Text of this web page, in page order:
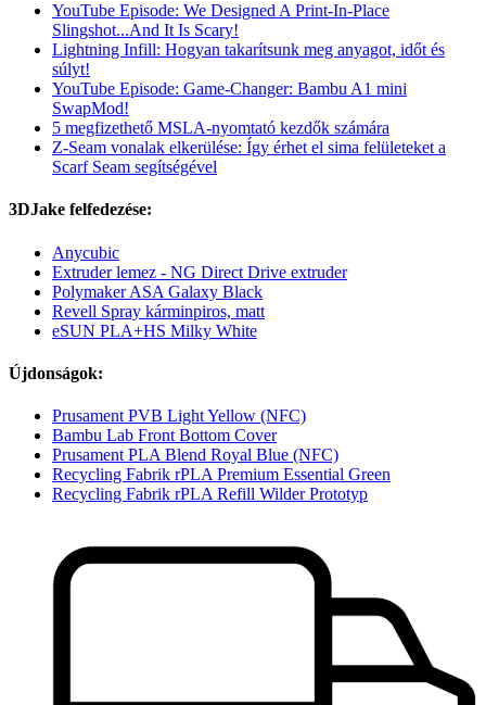
YouTube Episode: We Designed A Print-In-Place
Slingshot...And It Is Scary!
Lightning Infill: Hogyan takarítsunk meg anyagot, időt és
súlyt!
YouTube Episode: Game-Changer: Bambu A1 mini
SwapMod!
5 megfizethető MSLA-nyomtató kezdők számára
Z-Seam vonalak elkerülése: Így érhet el sima felületeket a
Scarf Seam segítségével
3DJake felfedezése:
Anycubic
Extruder lemez - NG Direct Drive extruder
Polymaker ASA Galaxy Black
Revell Spray kárminpiros, matt
eSUN PLA+HS Milky White
Újdonságok:
Prusament PVB Light Yellow (NFC)
Bambu Lab Front Bottom Cover
Prusament PLA Blend Royal Blue (NFC)
Recycling Fabrik rPLA Premium Essential Green
Recycling Fabrik rPLA Refill Wilder Prototyp